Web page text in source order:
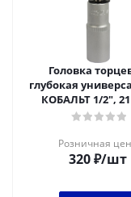
Головка
глубокая
КОБАЛЬТ 1/2",
SPLINE Cr-V (1 шт.)
Розничная
320₽/шт